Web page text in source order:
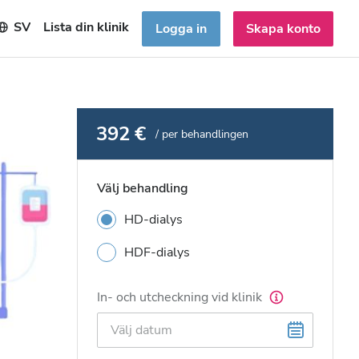
SV Lista din klinik Logga in Skapa konto
392 € / per behandlingen
Välj behandling
HD-dialys
HDF-dialys
In- och utcheckning vid klinik